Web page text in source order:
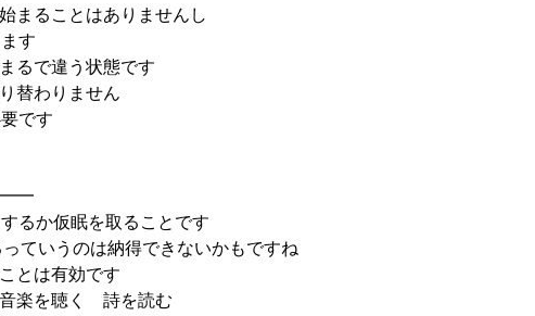
まることはありませんし
す
るで違う状態です
替わりません
です
るか仮眠を取ることです
ていうのは納得できないかもですね
とは有効です
楽を聴く 詩を読む